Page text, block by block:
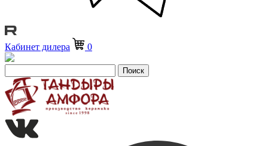
Кабинет дилера 0
Поиск